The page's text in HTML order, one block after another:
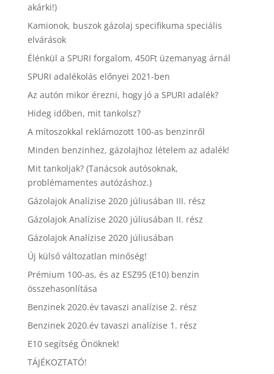
akárki!)
Kamionok, buszok gázolaj specifikuma speciális
elvárások
Élénkül a SPURI forgalom, 450Ft üzemanyag árnál
SPURI adalékolás előnyei 2021-ben
Az autón mikor érezni, hogy jó a SPURI adalék?
Hideg időben, mit tankolsz?
A mítoszokkal reklámozott 100-as benzinről
Minden benzinhez, gázolajhoz lételem az adalék!
Mit tankoljak? (Tanácsok autósoknak,
problémamentes autózáshoz.)
Gázolajok Analízise 2020 júliusában III. rész
Gázolajok Analízise 2020 júliusában II. rész
Gázolajok Analízise 2020 júliusában
Új külső változatlan minőség!
Prémium 100-as, és az ESZ95 (E10) benzin
összehasonlítása
Benzinek 2020.év tavaszi analízise 2. rész
Benzinek 2020.év tavaszi analízise 1. rész
E10 segítség Önöknek!
TÁJÉKOZTATÓ!